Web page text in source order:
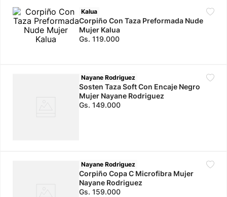
9. jdy
10. calzado
Kalua
Corpiño Con Taza Preformada Nude
Mujer Kalua
Gs. 119.000
Nayane Rodriguez
Sosten Taza Soft Con Encaje Negro
Mujer Nayane Rodriguez
Gs. 149.000
Nayane Rodriguez
Corpiño Copa C Microfibra Mujer
Nayane Rodriguez
Gs. 159.000